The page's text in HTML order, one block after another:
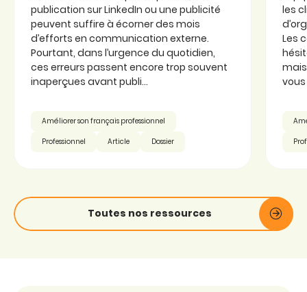
publication sur LinkedIn ou une publicité
peuvent suffire à écorner des mois
d’efforts en communication externe.
Pourtant, dans l’urgence du quotidien,
ces erreurs passent encore trop souvent
inaperçues avant publi...
Améliorer son français professionnel
Professionnel
Article Dossier
les
Les
Toutes nos ressources